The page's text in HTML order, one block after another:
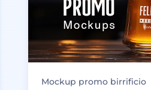
Mockup promo birrificio